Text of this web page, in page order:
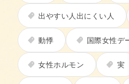
出やすい人出にくい人
動悸 国際女性デ
女性ホルモン 実